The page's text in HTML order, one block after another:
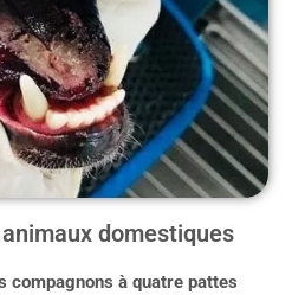
domestiques
compagnons à quatre pattes